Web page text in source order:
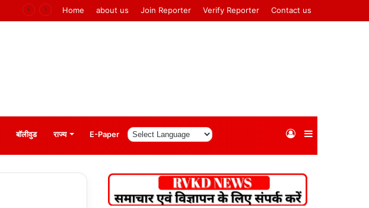
Home about us Join Reporter Verify Reporter Contact us
बॉलीवुड राज्य E-Paper Sidebar
Log